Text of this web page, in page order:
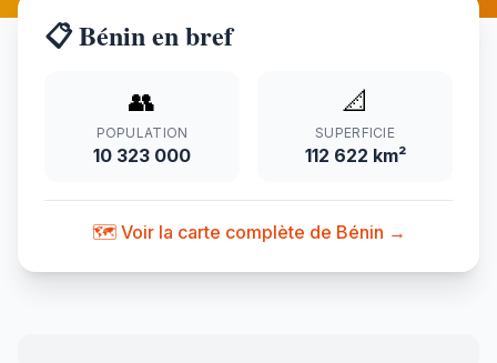
📋 Bénin en bref
👥
POPULATION
10 323 000
📐
SUPERFICIE
112 622 km²
🗺️ Voir la carte complète de Bénin →